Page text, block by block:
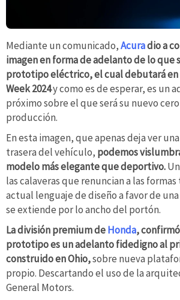
Mediante un comunicado,Acuradio a
imagen en forma de adelanto de lo que
prototipo eléctrico, el cual debutará en
Week 2024y como es de esperar, es un
próximo sobre el que será su nuevo
producción.
En esta imagen, que apenas deja ver
trasera del vehículo, podemos
modelo más elegante que deportivo.
las calaveras que renuncian a las
actual lenguaje de diseño a favor de
se extiende por lo ancho del portón.
La división premium deHonda,
prototipo es un adelanto fidedigno al
construido en Ohio,sobre nueva
propio. Descartando el uso de la
General Motors.